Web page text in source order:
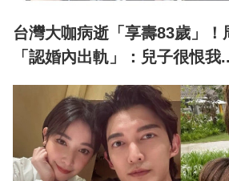
台灣大咖病逝「享壽83歲」！
「認婚內出軌」：兒子很恨我